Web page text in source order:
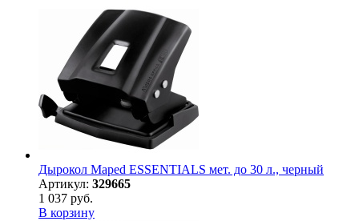
Дырокол Maped ESSENTIALS мет. до 30 л., черный
Артикул: 329665
1 037 руб.
В корзину